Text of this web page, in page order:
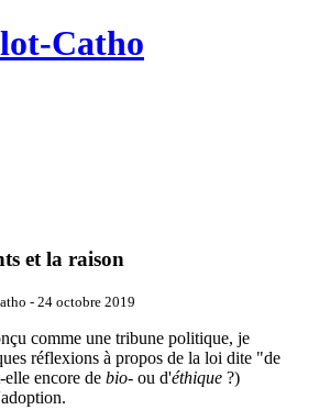
Catho
et la raison
- 24 octobre 2019
comme une tribune politique, je
réflexions à propos de la loi dite "de
encore de bio- ou d'éthique ?)